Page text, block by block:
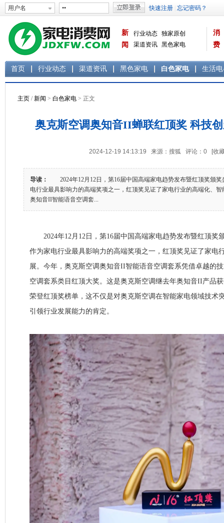
新
闻
行业动态 独家原创
渠道资讯 黑色家电
消
费
首页 行业动态 渠道资讯 黑色家电 白色家电 生活
主页 /新闻 > 白色家电 > 正文
奥克斯空调奥知音II蝉联红顶奖 科技
2024-12-19 14:13:19 来源：搜狐 评论： 0 [收
导读：
2024年12月12日，第16届中国高端家电趋势发布暨红顶奖颁奖
电行业最具影响力的高端奖项之一，红顶奖见证了家电行业的高端化、
奥知音II智能语音空调套...
2024年12月12日，第16届中国高端家电趋势发布暨红顶奖
作为家电行业最具影响力的高端奖项之一，红顶奖见证了家电
展。今年，奥克斯空调奥知音II智能语音空调套系凭借卓越的
空调套系类目红顶大奖。这是奥克斯空调继去年奥知音II产品
荣登红顶奖榜单，这不仅是对奥克斯空调在智能家电领域技术
引领行业发展能力的肯定。